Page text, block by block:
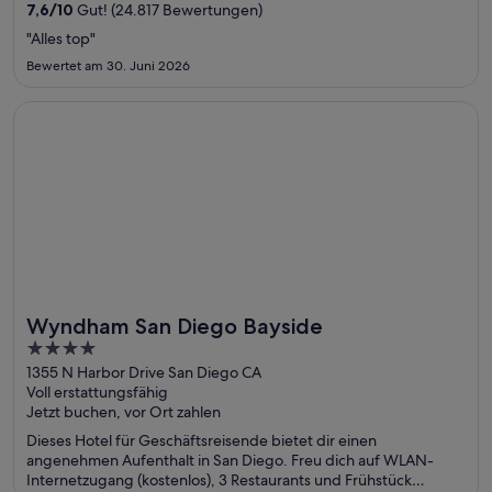
Sehenswürdigkeiten – The Strat und Circus Circus Casino –
befinden sich in der Nähe.
7,6/10 Gut! (24.817 Bewertungen)
"Alles top"
Bewertet am 30. Juni 2026
Wyndham San Diego Bayside
4
out
of
5
1355 N Harbor Drive San Diego CA
Voll erstattungsfähig
Jetzt buchen, vor Ort zahlen
Dieses Hotel für Geschäftsreisende bietet dir einen
angenehmen Aufenthalt in San Diego. Freu dich auf WLAN-
Internetzugang (kostenlos), 3 Restaurants und Frühstück